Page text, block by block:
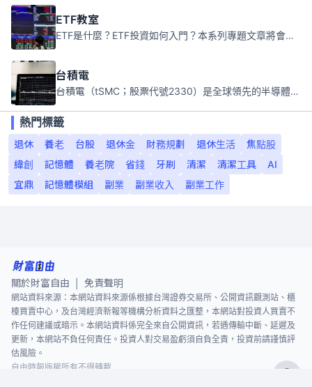
ETF教室
ETF是什麼？ETF投資如何入門？本系列專題文章將會告訴你新手必須知道的ETF基礎知識。
台積電
台積電（tSMC；股票代號2330）是全球領先的半導體代工公司，成立於1987年，總部位於台灣新竹。且已於美國、日本、德國及中國設廠，台積電是全球首家專業積體電路製造服務公司，也是全球最先進和最大規模的半導體代工廠。
熱門標籤
退休
養老 台股 退休金 財務規劃 退休生活
焦點股
緯創
記憶體 養老院 省錢 牙刷 清潔 清潔工具
AI
宜鼎
記憶體模組 副業 副業收入 副業工作
關於財富自由 免責聲明
網站資料來源：本網站資料來源係根據台灣證券交易所、公開資訊觀測站、櫃
檯買賣中心，及台灣經濟新報等機構分析資料之匯整，本網站對投資人買賣不
作任何建議或暗示。本網站資料係完全來自公開資訊，若遇傳輸中斷、延遲及
更新，本網站不負任何責任。投資人對交易盈虧須自負全責，投資前請謹慎評
估風險。
自由時報版權所有不得轉載